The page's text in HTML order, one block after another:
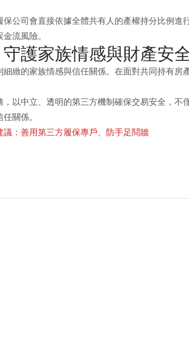
公司會直接依據全體共有人的產權持分比例進
流風險。
護家族情感與財產安
緻的家族情感與信任關係。在面對共同持有房
以中立、透明的第三方機制確保交易安全，不
關係。
：善用第三方履保專戶、防手足鬩牆